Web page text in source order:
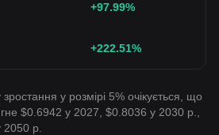
+97.99%
+222.51%
у розмірі 5% очікується, що
$0.6942 у 2027, $0.8036 у 2030 р.,
р.